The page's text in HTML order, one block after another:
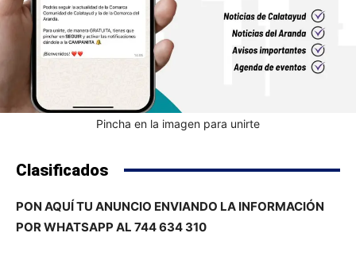
Pincha en la imagen para unirte
Clasificados
PON AQUÍ TU ANUNCIO ENVIANDO LA INFORMACIÓN
POR WHATSAPP AL 744 634 310